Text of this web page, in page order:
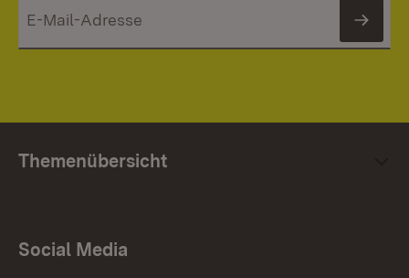
Themenübersicht
Social Media